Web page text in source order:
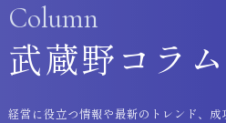
Column
武蔵野コラム
経営に役立つ情報や最新のトレンド、